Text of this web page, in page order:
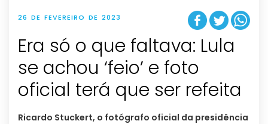
26 DE FEVEREIRO DE 2023
Era só o que faltava: Lula
se achou ‘feio’ e foto
oficial terá que ser refeita
Ricardo Stuckert, o fotógrafo oficial da presidência